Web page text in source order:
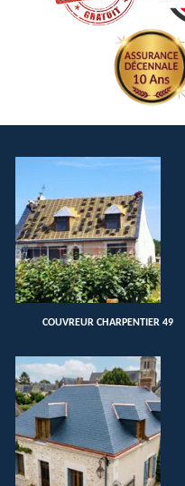
COUVREUR CHARPENTIER 49